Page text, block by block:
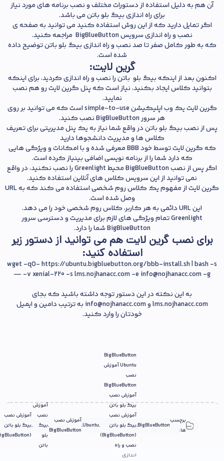
آن هم به دلیل استفاده از دستورات مختلف و نصب برنامه های مورد نیاز
برای راه اندازی بیگ بلو باتن می باشد.
اگر تمایل دارید که از این روش استفاده کنید می توانید به صفحه ی
نصب و راه اندازی سرویس BigBlueButton مراجعه کنید.
که به طور کامل صفر تا صد نصب و راه اندازی بیگ بلو باتن توضیح داده
شده است.
گرین لایت:
اکنون بعد از اینکه بیگ بلو باتن را نصب و راه اندازی کردید، برای اینکه
بتوانید کلاس ایجاد بکنید، نیاز است که پنل گرین لایت رو هم نصب
نمایید.
گرین لایت یک وب اپلیکیشن simple-to-use است که می توانید بر روی
هر سرور BigBlueButton نصب کنید.
پس از نصب بیگ بلو باتن در واقع شما نیاز به یک پنل مدیریتی برای تعریف
کلاس ها و مدیریت دانشجوها دارید
که گرین لایت توسط خود BBB معرفی شده و با امکانات و ویژگی هایی
که دارد شما را از برنامه نویسی اضافی بینیاز کرده است.
اگر پس از نصب BigBlueButton محیط Greenlight را نصب نکنید، در واقع
نمی توانید از این سرویس کلاس های آنلاین استفاده کنید.
گرین لایت از مفهوم یک کلاس روم شخصی استفاده می کند که به URL
وصل شده است.
این URL دائمی به هر کاربر، کلاس روم شخصی خود را می دهد.
Greenlight تمام ویژگی های لازم برای مدیریت و دسترسی سرور
BigBlueButton شما را دارد.
برای نصب گرین لایت هم می توانید از دستور زیر
استفاده کنید:
wget -qO- https://ubuntu.bigbluebutton.org/bbb-install.sh | bash -s
— -v xenial-220 -s lms.nojhanacc.com -e info@nojhanacc.com -g
به این نکته در این دستور توجه داشته باشید که بجای
lms.nojhanacc.com و info@nojhanacc.com به ترتیب دامین و ایمیل
خودتان را وارد کنید.
برچسب
ها:
BigBlueButton
,
BigBlueButton
Ubuntu آموزش
نصب
BigBlueButton
آموزش نصب
بیگ بلو باتن
آموزش نصب
بیگ بلو باتن
(BigBlueButton)
نصب و راه
اندازي
,
Ubuntu
,
آموزش نصب
BigBlueButton
,
آموزش
نصب
بیگ
بلو
باتن
,
آموزش نصب
بیگ بلو باتن
(BigBlueButton)